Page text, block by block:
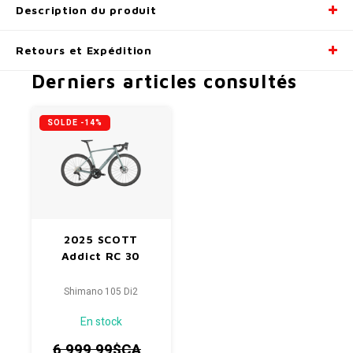
Description du produit
Retours et Expédition
Derniers articles consultés
SOLDE -14%
2025 SCOTT
Addict RC 30
Shimano 105 Di2
En stock